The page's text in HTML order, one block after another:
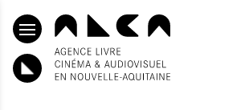
ALLER AU CONTENU